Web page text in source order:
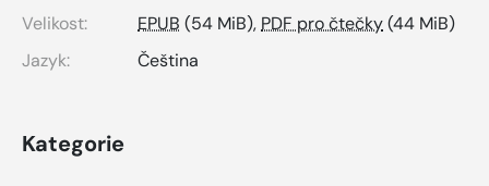
Velikost:
EPUB (54 MiB), PDF pro čtečky(44 MiB)
Jazyk:
Čeština
Kategorie